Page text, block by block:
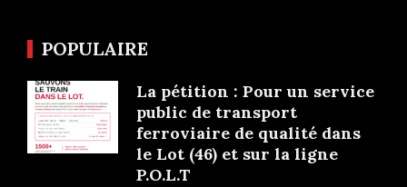
POPULAIRE
La pétition : Pour un service
public de transport
ferroviaire de qualité dans
le Lot (46) et sur la ligne
P.O.L.T